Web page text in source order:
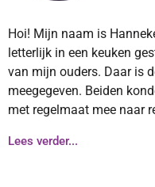
Hoi! Mijn naam is
letterlijk in een keuken
van mijn ouders. Daar is
meegegeven. Beiden
met regelmaat mee naar
Lees verder...